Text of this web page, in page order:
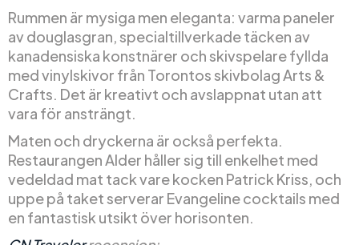
Rummen är mysiga men eleganta: varma paneler
av douglasgran, specialtillverkade täcken av
kanadensiska konstnärer och skivspelare fyllda
med vinylskivor från Torontos skivbolag Arts &
Crafts. Det är kreativt och avslappnat utan att
vara för ansträngt.
Maten och dryckerna är också perfekta.
Restaurangen Alder håller sig till enkelhet med
vedeldad mat tack vare kocken Patrick Kriss, och
uppe på taket serverar Evangeline cocktails med
en fantastisk utsikt över horisonten.